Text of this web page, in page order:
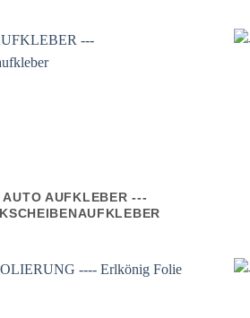
AUTO AUFKLEBER ---